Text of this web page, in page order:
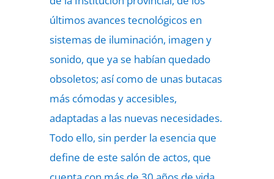
últimos avances tecnológicos en
sistemas de iluminación, imagen y
sonido, que ya se habían quedado
obsoletos; así como de unas butacas
más cómodas y accesibles,
adaptadas a las nuevas necesidades.
Todo ello, sin perder la esencia que
define de este salón de actos, que